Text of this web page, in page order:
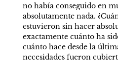
no había conseguido en
absolutamente nada.
estuvieron sin hacer
exactamente cuánto ha
cuánto hace desde la
necesidades fueron